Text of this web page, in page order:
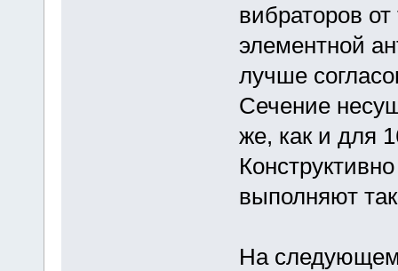
вибраторов
элементной
лучше
Сечение
же, как и для
выполняют
На следующем